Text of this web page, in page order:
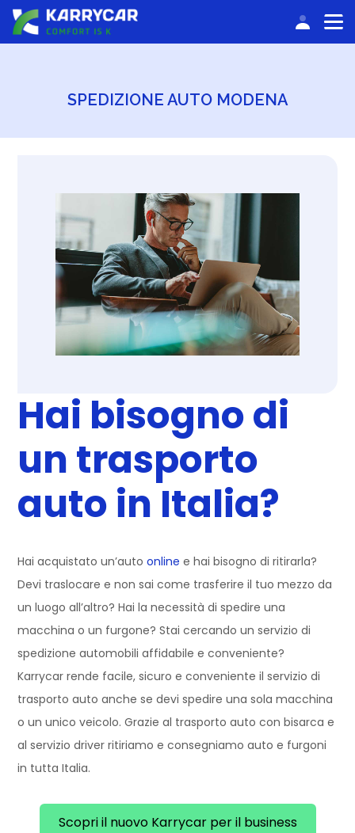
ACCEDI
SPEDIZIONE AUTO MODENA
Hai bisogno di
un trasporto
auto in Italia?
Hai acquistato un’autoonline e hai bisogno di ritirarla?
Devi traslocare e non sai come trasferire il tuo mezzo da
un luogo all’altro? Hai la necessità di spedire una
macchina o un furgone? Stai cercando un servizio di
spedizione automobili affidabile e conveniente?
Karrycar rende facile, sicuro e conveniente il servizio di
trasporto auto anche se devi spedire una sola macchina
o un unico veicolo. Grazie al trasporto auto con bisarca e
al servizio driver ritiriamo e consegniamo auto e furgoni
in tutta Italia.
Scopri il nuovo Karrycar per il business